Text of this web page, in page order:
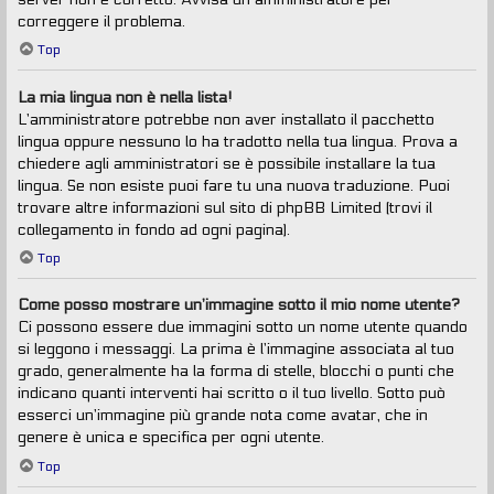
correggere il problema.
Top
La mia lingua non è nella lista!
L’amministratore potrebbe non aver installato il pacchetto
lingua oppure nessuno lo ha tradotto nella tua lingua. Prova a
chiedere agli amministratori se è possibile installare la tua
lingua. Se non esiste puoi fare tu una nuova traduzione. Puoi
trovare altre informazioni sul sito di phpBB Limited (trovi il
collegamento in fondo ad ogni pagina).
Top
Come posso mostrare un’immagine sotto il mio nome utente?
Ci possono essere due immagini sotto un nome utente quando
si leggono i messaggi. La prima è l’immagine associata al tuo
grado, generalmente ha la forma di stelle, blocchi o punti che
indicano quanti interventi hai scritto o il tuo livello. Sotto può
esserci un’immagine più grande nota come avatar, che in
genere è unica e specifica per ogni utente.
Top